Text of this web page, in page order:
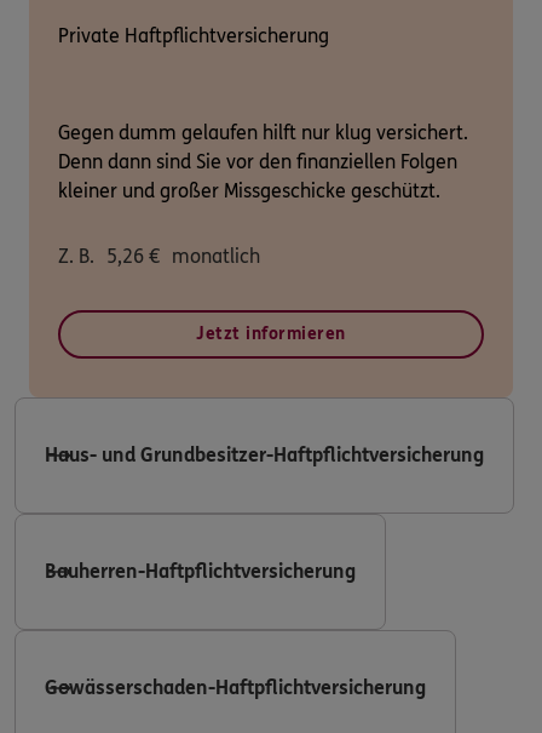
Private Haftpflichtversicherung
Gegen dumm gelaufen hilft nur klug versichert.
Denn dann sind Sie vor den finanziellen Folgen
kleiner und großer Missgeschicke geschützt.
Z. B. 5,26 € monatlich
Jetzt informieren
Haus- und Grundbesitzer-Haftpflichtversicherung
Bauherren-Haftpflichtversicherung
Gewässerschaden-Haftpflichtversicherung